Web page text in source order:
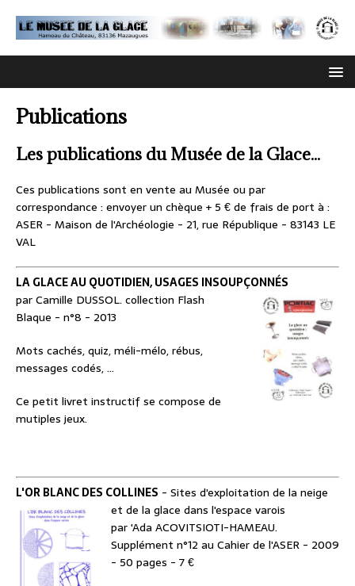
Publications
Les publications du Musée de la Glace...
Ces publications sont en vente au Musée ou par
correspondance : envoyer un chèque + 5 € de frais de port à :
ASER - Maison de l'Archéologie - 21, rue République - 83143 LE
VAL
LA GLACE AU QUOTIDIEN, USAGES INSOUPÇONNÉS
par Camille DUSSOL. collection Flash
Blaque - n°8 - 2013
Mots cachés, quiz, méli-mélo, rébus,
messages codés, ...
Ce petit livret instructif se compose de
mutiples jeux.
L'OR BLANC DES COLLINES - Sites d'exploitation de la neige
et de la glace dans l'espace varois
par 'Ada ACOVITSIOTI-HAMEAU.
Supplément n°12 au Cahier de l'ASER - 2009
- 50 pages - 7 €